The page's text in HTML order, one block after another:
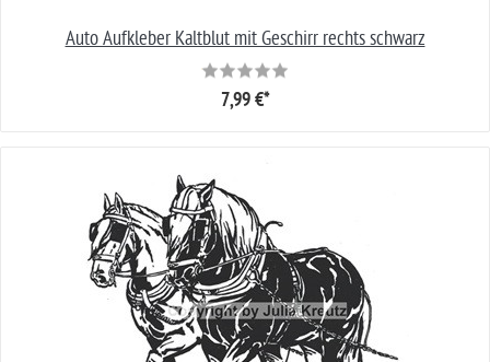
Auto Aufkleber Kaltblut mit Geschirr rechts schwarz
7,99 €*